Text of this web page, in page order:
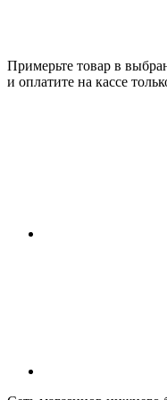
Примерьте товар в
и оплатите на кассе